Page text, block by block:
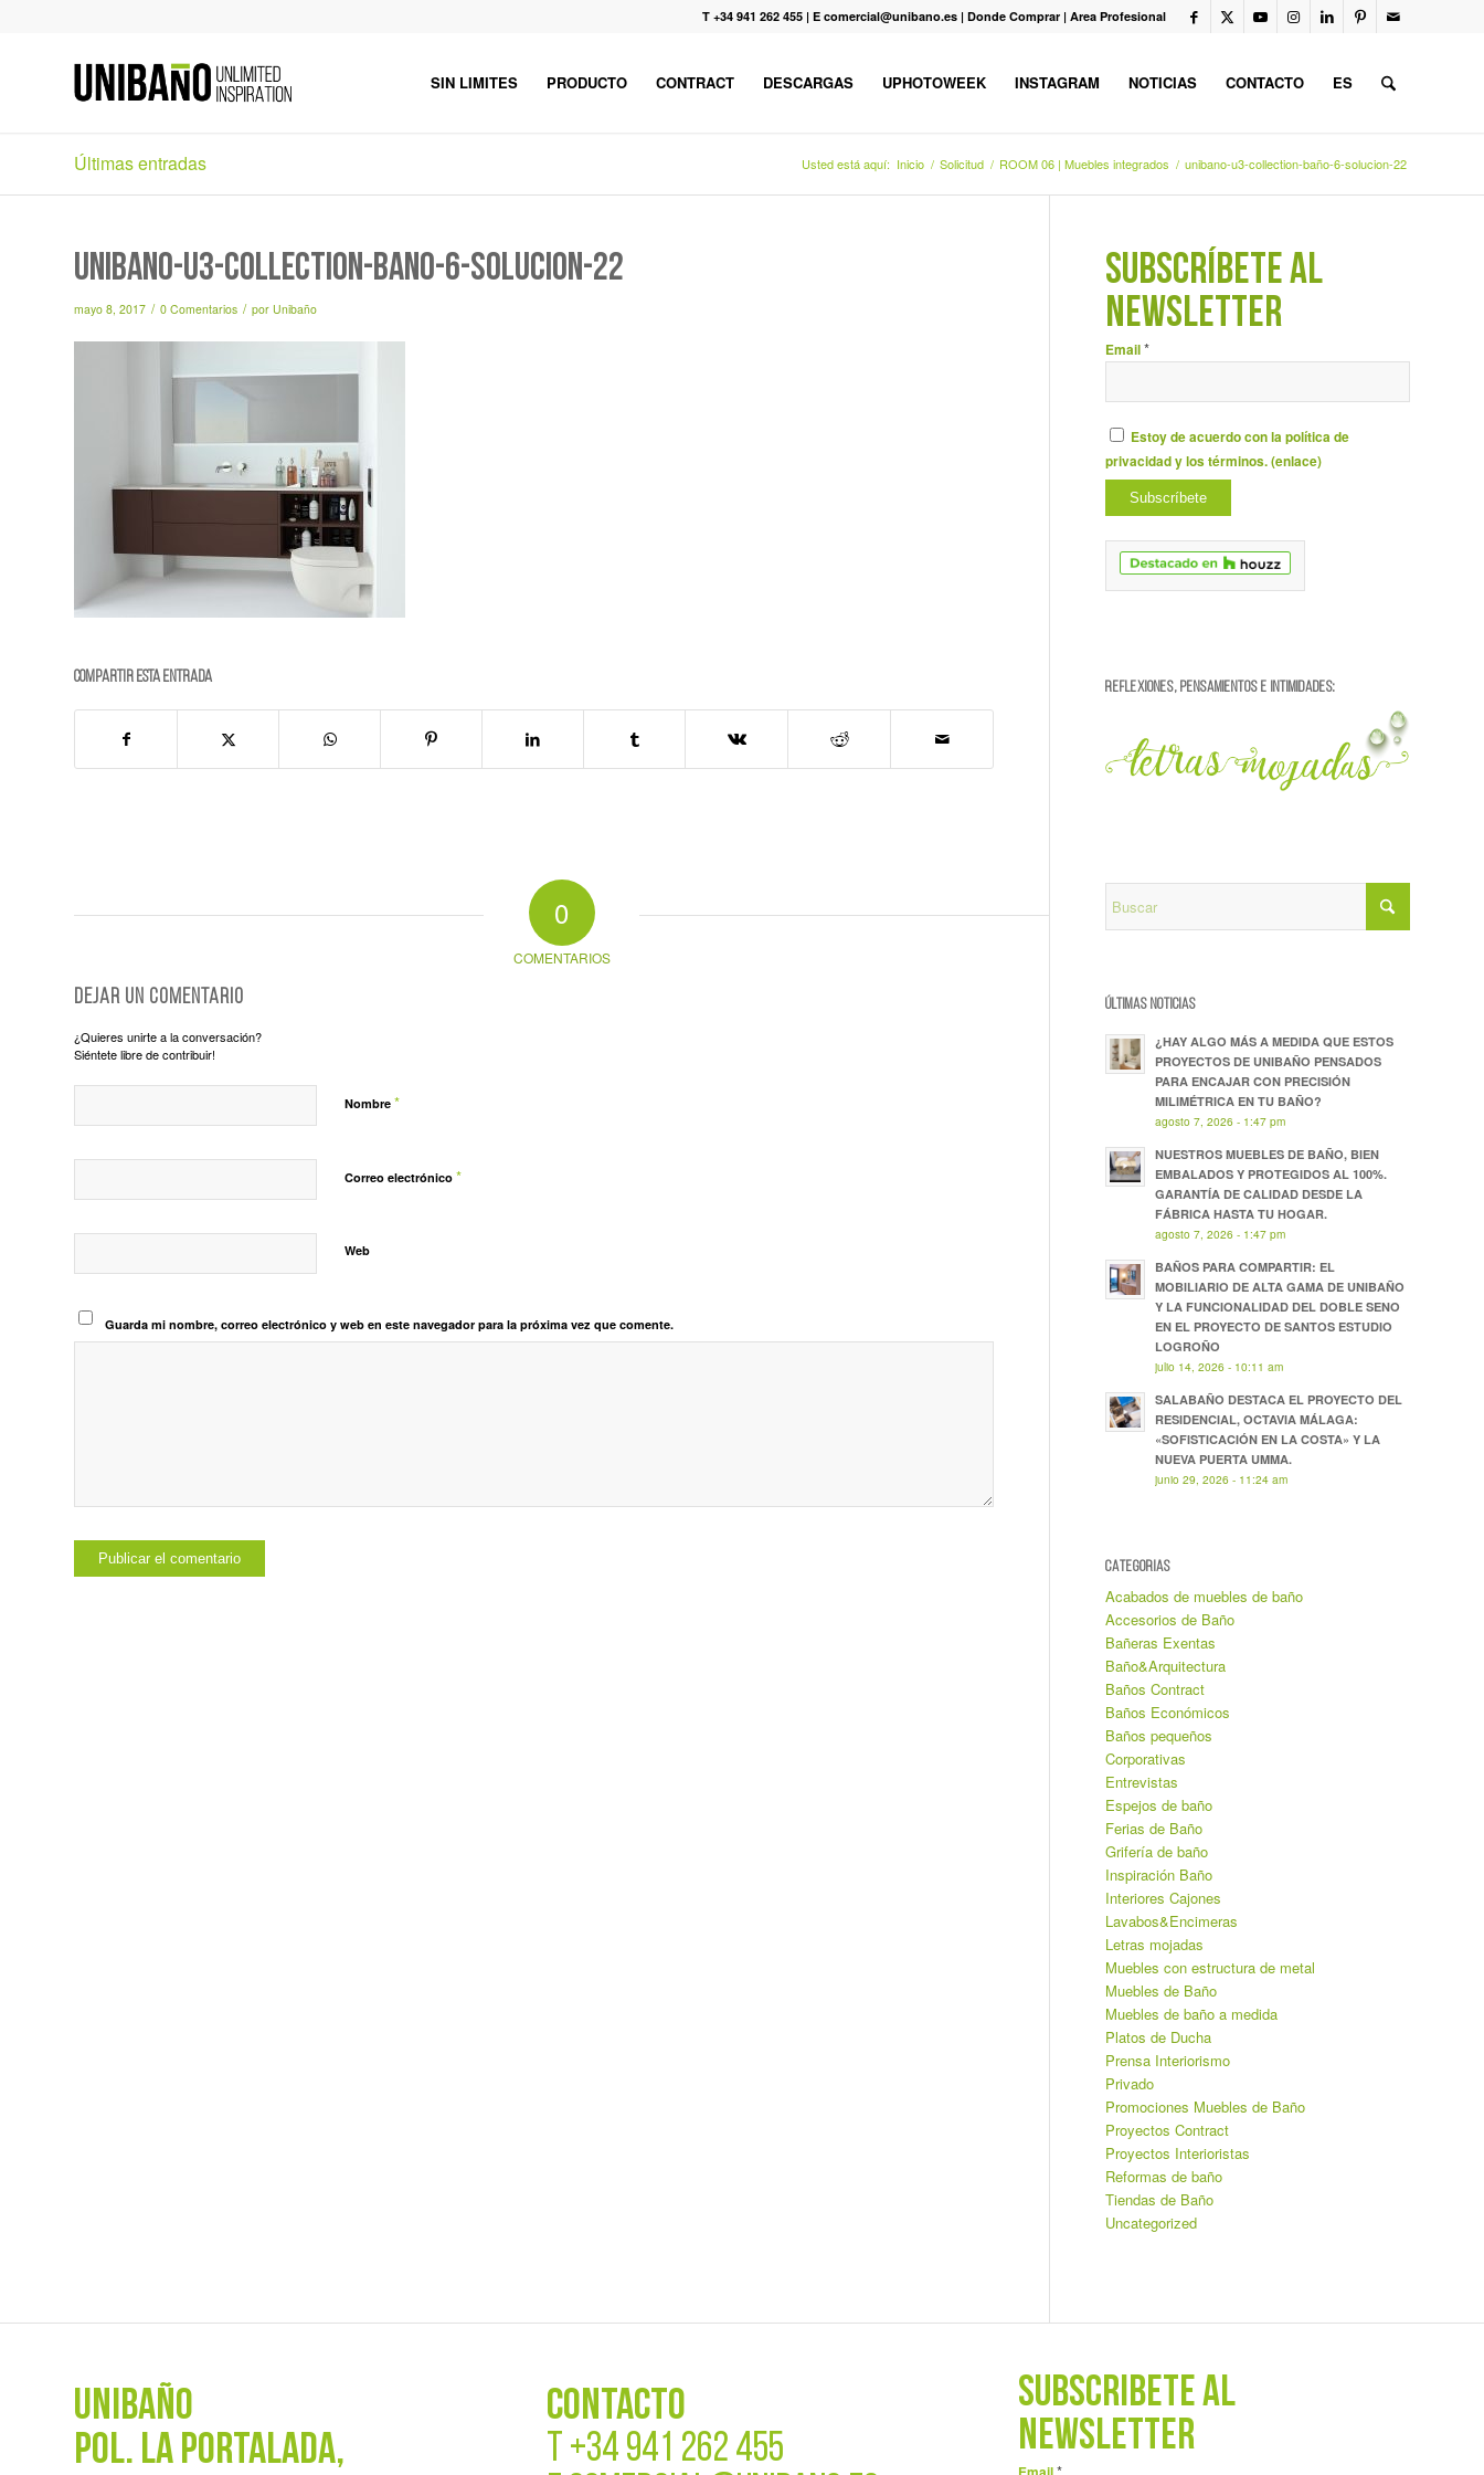
T +34 941 262 455 | E comercial@unibano.es | Donde Comprar | Area Profesional
SIN LIMITES PRODUCTO CONTRACT DESCARGAS UPHOTOWEEK INSTAGRAM NOTICIAS CONTACTO ES
Últimas entradas Usted está aquí: Inicio / Solicitud / ROOM 06 | Muebles integrados / unibano-u3-collection-baño-6-solucion-22
unibano-u3-collection-baño-6-solucion-22
mayo 8, 2017 / 0 Comentarios / por Unibaño
Compartir esta entrada
0
COMENTARIOS
Dejar un comentario
¿Quieres unirte a la conversación?
Siéntete libre de contribuir!
Nombre *
Correo electrónico *
Web
Guarda mi nombre, correo electrónico y web en este navegador para la próxima vez que comente.
SUBSCRÍBETE AL
NEWSLETTER
Email*
Estoy de acuerdo con la política de
privacidad y los términos. (enlace)
REFLEXIONES, PENSAMIENTOS E INTIMIDADES:
ÚLTIMAS NOTICIAS
¿HAY ALGO MÁS A MEDIDA QUE ESTOS
PROYECTOS DE UNIBAÑO PENSADOS
PARA ENCAJAR CON PRECISIÓN
MILIMÉTRICA EN TU BAÑO?
agosto 7, 2026 - 1:47 pm
NUESTROS MUEBLES DE BAÑO, BIEN
EMBALADOS Y PROTEGIDOS AL 100%.
GARANTÍA DE CALIDAD DESDE LA
FÁBRICA HASTA TU HOGAR.
agosto 7, 2026 - 1:47 pm
BAÑOS PARA COMPARTIR: EL
MOBILIARIO DE ALTA GAMA DE UNIBAÑO
Y LA FUNCIONALIDAD DEL DOBLE SENO
EN EL PROYECTO DE SANTOS ESTUDIO
LOGROÑO
julio 14, 2026 - 10:11 am
SALABAÑO DESTACA EL PROYECTO DEL
RESIDENCIAL, OCTAVIA MÁLAGA:
«SOFISTICACIÓN EN LA COSTA» Y LA
NUEVA PUERTA UMMA.
junio 29, 2026 - 11:24 am
CATEGORIAS
Acabados de muebles de baño
Accesorios de Baño
Bañeras Exentas
Baño&Arquitectura
Baños Contract
Baños Económicos
Baños pequeños
Corporativas
Entrevistas
Espejos de baño
Ferias de Baño
Grifería de baño
Inspiración Baño
Interiores Cajones
Lavabos&Encimeras
Letras mojadas
Muebles con estructura de metal
Muebles de Baño
Muebles de baño a medida
Platos de Ducha
Prensa Interiorismo
Privado
Promociones Muebles de Baño
Proyectos Contract
Proyectos Interioristas
Reformas de baño
Tiendas de Baño
Uncategorized
UNIBAÑO
POL. La Portalada,
CONTACTO
T +34 941 262 455
SUBSCRÍBETE AL
NEWSLETTER
*